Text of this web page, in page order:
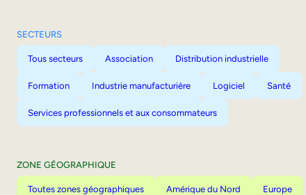
SECTEURS
Tous secteurs Association Distribution industrielle
Formation Industrie manufacturière Logiciel Santé
Services professionnels et aux consommateurs
ZONE GÉOGRAPHIQUE
Toutes zones géographiques Amérique du Nord Europe